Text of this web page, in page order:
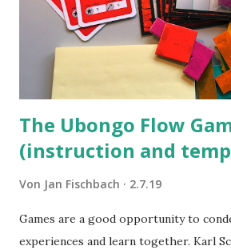
The Ubongo Flow
(instruction and
Von Jan Fischbach 2.7.19
Games are a good opportunity to
experiences and learn together. Karl